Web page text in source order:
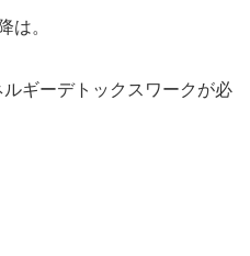
は。
ギーデトックスワークが必